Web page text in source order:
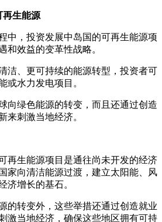
再生能源
中，投资发展中岛国的可再生能源项
和效益的变革性战略。
洁、更可持续的能源转型，投资者可
或水力发电项目。
向绿色能源的转变，而且还通过创造
来刺激当地经济。
再生能源项目是通往尚未开发的经济
家向清洁能源过渡，建立太阳能、风
济增长的基石。
的转变外，这些举措还通过创造就业
激当地经济，确保这些地区拥有可持